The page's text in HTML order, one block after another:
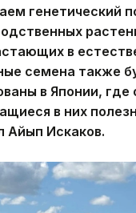
генетический
в
семена также
в Японии, где
в них
Айып Искаков.